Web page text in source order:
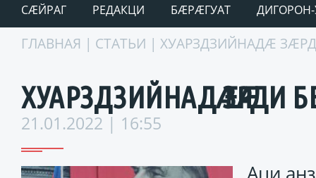
СÆЙРАГ РЕДАКЦИ БÆРÆГУАТ ДИГОРОН-
ГЛАВНАЯ | СТАТЬИ | ХУАРЗДЗИЙНАДӔ
ХУАРЗДЗИЙНАДӔ ЗӔРДИ
21.01.2022 | 16:55